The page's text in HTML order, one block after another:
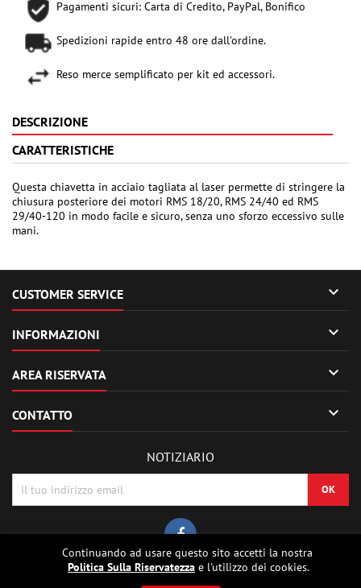
Pagamenti sicuri: Carta di Credito, PayPal, Bonifico
Spedizioni rapide entro 48 ore dall'ordine.
Reso merce semplificato per kit ed accessori.
DESCRIZIONE
CARATTERISTICHE
Questa chiavetta in acciaio tagliata al laser permette di stringere la
chiusura posteriore dei motori RMS 18/20, RMS 24/40 ed RMS
29/40-120 in modo facile e sicuro, senza uno sforzo eccessivo sulle
mani.
CUSTOMER SERVICE 
INFORMAZIONI 
AREA RISERVATA 
CONTATTO 
Continuando ad usare questo sito accetti la nostra
Politica Sulla Riservatezza e l'utilizzo dei cookies.
NOTIZIARIO
© Copyright 2026 Sierrafox Hobbies - Model rocket shop, high power